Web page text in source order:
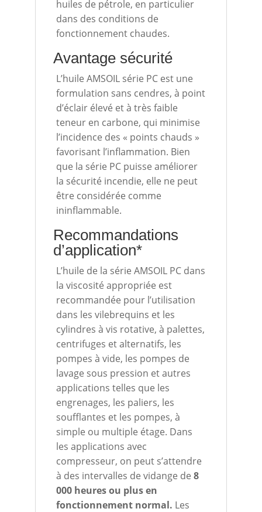
huiles de pétrole, en particulier
dans des conditions de
fonctionnement chaudes.
Avantage sécurité
L’huile AMSOIL série PC est une
formulation sans cendres, à point
d’éclair élevé et à très faible
teneur en carbone, qui minimise
l’incidence des « points chauds »
favorisant l’inflammation. Bien
que la série PC puisse améliorer
la sécurité incendie, elle ne peut
être considérée comme
ininflammable.
Recommandations
d’application*
L’huile de la série AMSOIL PC dans
la viscosité appropriée est
recommandée pour l’utilisation
dans les vilebrequins et les
cylindres à vis rotative, à palettes,
centrifuges et alternatifs, les
pompes à vide, les pompes de
lavage sous pression et autres
applications telles que les
engrenages, les paliers, les
soufflantes et les pompes, à
simple ou multiple étage. Dans
les applications avec
compresseur, on peut s’attendre
à des intervalles de vidange de 8
000 heures ou plus en
fonctionnement normal. Les